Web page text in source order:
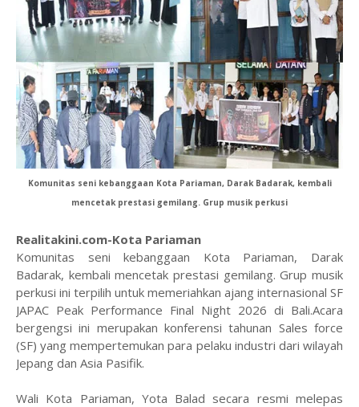
Komunitas seni kebanggaan Kota Pariaman, Darak Badarak, kembali
mencetak prestasi gemilang. Grup musik perkusi
Realitakini.com-Kota Pariaman
Komunitas seni kebanggaan Kota Pariaman, Darak
Badarak, kembali mencetak prestasi gemilang. Grup musik
perkusi ini terpilih untuk memeriahkan ajang internasional SF
JAPAC Peak Performance Final Night 2026 di Bali.Acara
bergengsi ini merupakan konferensi tahunan Sales force
(SF) yang mempertemukan para pelaku industri dari wilayah
Jepang dan Asia Pasifik.
Wali Kota Pariaman, Yota Balad secara resmi melepas